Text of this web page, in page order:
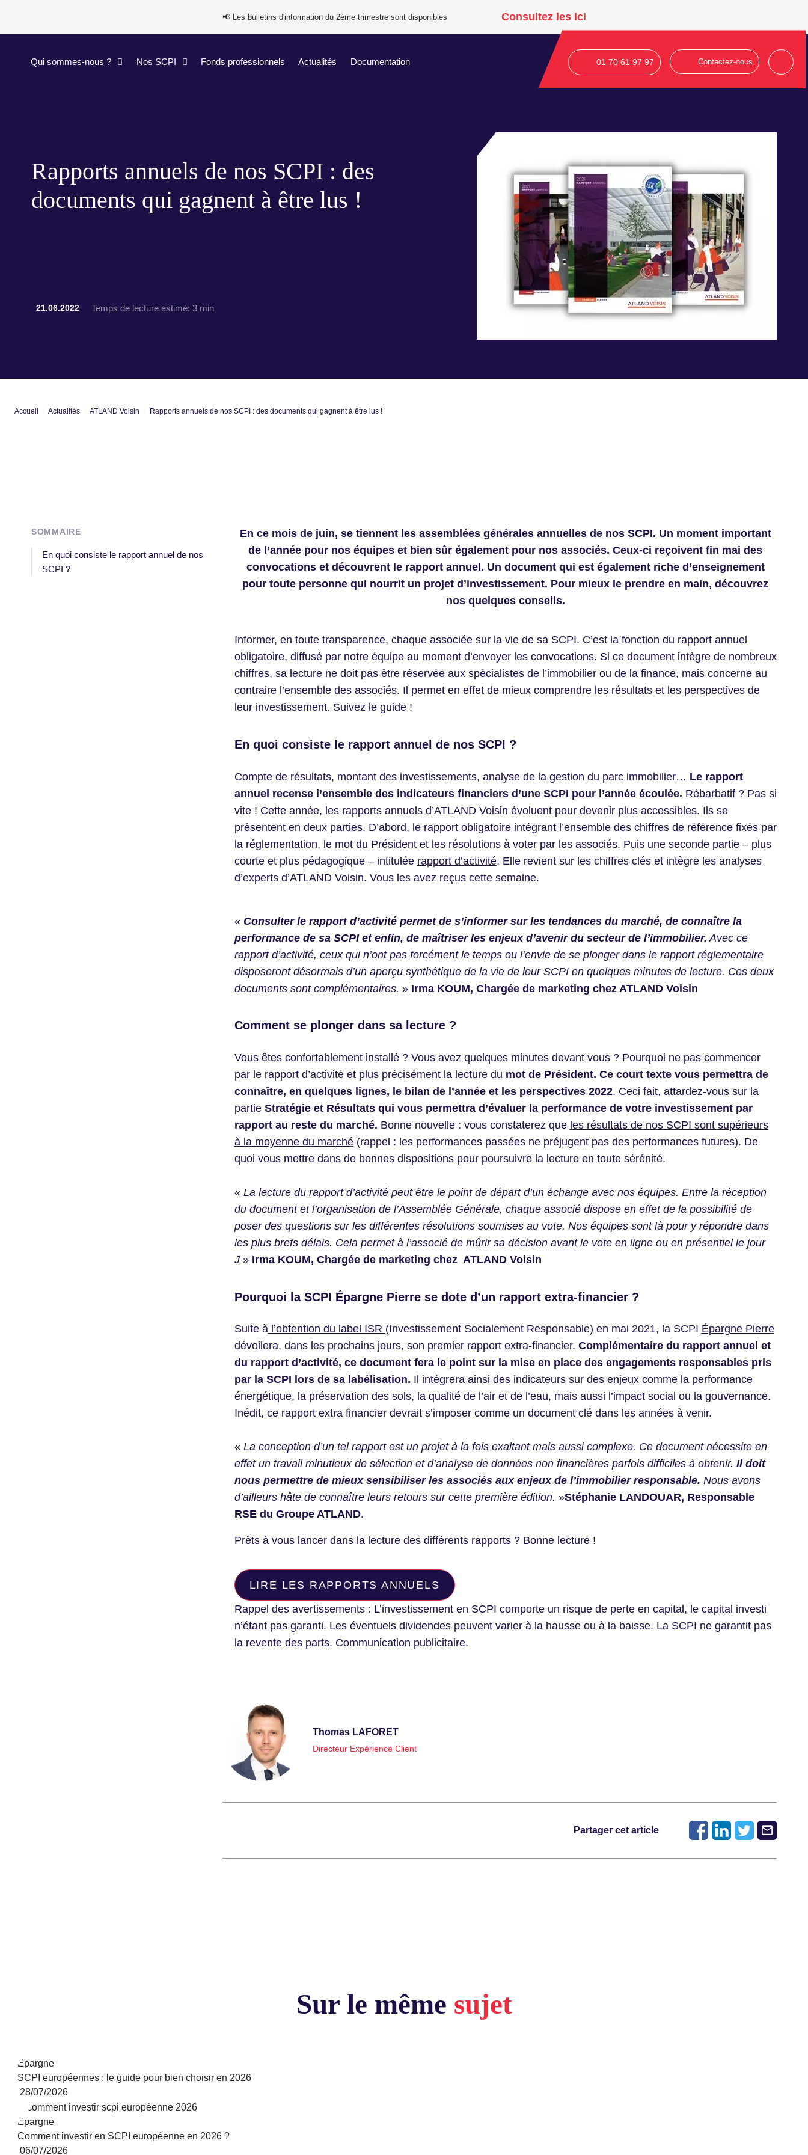
📢​​ Les bulletins d'information du 2ème trimestre sont disponibles Consultez les ici
Qui sommes-nous ? Nos SCPI Fonds professionnels Actualités Documentation 01 70 61 97 97 Contactez-nous
Rapports annuels de nos SCPI : des
documents qui gagnent à être lus !
21.06.2022 Temps de lecture estimé: 3 min
Accueil Actualités ATLAND Voisin Rapports annuels de nos SCPI : des documents qui gagnent à être lus !
SOMMAIRE
En quoi consiste le rapport annuel de nos
SCPI ?
En ce mois de juin, se tiennent les assemblées générales annuelles de nos SCPI. Un moment important
de l’année pour nos équipes et bien sûr également pour nos associés. Ceux-ci reçoivent fin mai des
convocations et découvrent le rapport annuel. Un document qui est également riche d’enseignement
pour toute personne qui nourrit un projet d’investissement. Pour mieux le prendre en main, découvrez
nos quelques conseils.
Informer, en toute transparence, chaque associée sur la vie de sa SCPI. C’est la fonction du rapport annuel
obligatoire, diffusé par notre équipe au moment d’envoyer les convocations. Si ce document intègre de nombreux
chiffres, sa lecture ne doit pas être réservée aux spécialistes de l’immobilier ou de la finance, mais concerne au
contraire l’ensemble des associés. Il permet en effet de mieux comprendre les résultats et les perspectives de
leur investissement. Suivez le guide !
En quoi consiste le rapport annuel de nos SCPI ?
Compte de résultats, montant des investissements, analyse de la gestion du parc immobilier… Le rapport
annuel recense l’ensemble des indicateurs financiers d’une SCPI pour l’année écoulée. Rébarbatif ? Pas si
vite ! Cette année, les rapports annuels d’ATLAND Voisin évoluent pour devenir plus accessibles. Ils se
présentent en deux parties. D’abord, le rapport obligatoire intégrant l’ensemble des chiffres de référence fixés par
la réglementation, le mot du Président et les résolutions à voter par les associés. Puis une seconde partie – plus
courte et plus pédagogique – intitulée rapport d’activité. Elle revient sur les chiffres clés et intègre les analyses
d’experts d’ATLAND Voisin. Vous les avez reçus cette semaine.
« Consulter le rapport d’activité permet de s’informer sur les tendances du marché, de connaître la
performance de sa SCPI et enfin, de maîtriser les enjeux d’avenir du secteur de l’immobilier. Avec ce
rapport d’activité, ceux qui n’ont pas forcément le temps ou l’envie de se plonger dans le rapport réglementaire
disposeront désormais d’un aperçu synthétique de la vie de leur SCPI en quelques minutes de lecture. Ces deux
documents sont complémentaires. » Irma KOUM, Chargée de marketing chez ATLAND Voisin
Comment se plonger dans sa lecture ?
Vous êtes confortablement installé ? Vous avez quelques minutes devant vous ? Pourquoi ne pas commencer
par le rapport d’activité et plus précisément la lecture du mot de Président. Ce court texte vous permettra de
connaître, en quelques lignes, le bilan de l’année et les perspectives 2022. Ceci fait, attardez-vous sur la
partie Stratégie et Résultats qui vous permettra d’évaluer la performance de votre investissement par
rapport au reste du marché. Bonne nouvelle : vous constaterez que les résultats de nos SCPI sont supérieurs
à la moyenne du marché(rappel : les performances passées ne préjugent pas des performances futures). De
quoi vous mettre dans de bonnes dispositions pour poursuivre la lecture en toute sérénité.
« La lecture du rapport d’activité peut être le point de départ d’un échange avec nos équipes. Entre la réception
du document et l’organisation de l’Assemblée Générale, chaque associé dispose en effet de la possibilité de
poser des questions sur les différentes résolutions soumises au vote. Nos équipes sont là pour y répondre dans
les plus brefs délais. Cela permet à l’associé de mûrir sa décision avant le vote en ligne ou en présentiel le jour
J» Irma KOUM, Chargée de marketing chez ATLAND Voisin
Pourquoi la SCPI Épargne Pierre se dote d’un rapport extra-financier ?
Suite àl’obtention du label ISR (Investissement Socialement Responsable) en mai 2021, la SCPI Épargne Pierre
dévoilera, dans les prochains jours, son premier rapport extra-financier. Complémentaire du rapport annuel et
du rapport d’activité, ce document fera le point sur la mise en place des engagements responsables pris
par la SCPI lors de sa labélisation. Il intégrera ainsi des indicateurs sur des enjeux comme la performance
énergétique, la préservation des sols, la qualité de l’air et de l’eau, mais aussi l’impact social ou la gouvernance.
Inédit, ce rapport extra financier devrait s’imposer comme un document clé dans les années à venir.
« La conception d’un tel rapport est un projet à la fois exaltant mais aussi complexe. Ce document nécessite en
effet un travail minutieux de sélection et d’analyse de données non financières parfois difficiles à obtenir. Il doit
nous permettre de mieux sensibiliser les associés aux enjeux de l’immobilier responsable. Nous avons
d’ailleurs hâte de connaître leurs retours sur cette première édition. »Stéphanie LANDOUAR, Responsable
RSE du Groupe ATLAND.
Prêts à vous lancer dans la lecture des différents rapports ? Bonne lecture !
LIRE LES RAPPORTS ANNUELS
Rappel des avertissements : L’investissement en SCPI comporte un risque de perte en capital, le capital investi
n’étant pas garanti. Les éventuels dividendes peuvent varier à la hausse ou à la baisse. La SCPI ne garantit pas
la revente des parts. Communication publicitaire.
Thomas LAFORET
Directeur Expérience Client
Partager cet article
Sur le même sujet
Épargne
SCPI européennes : le guide pour bien choisir en 2026
28/07/2026
Épargne
Comment investir en SCPI européenne en 2026 ?
06/07/2026